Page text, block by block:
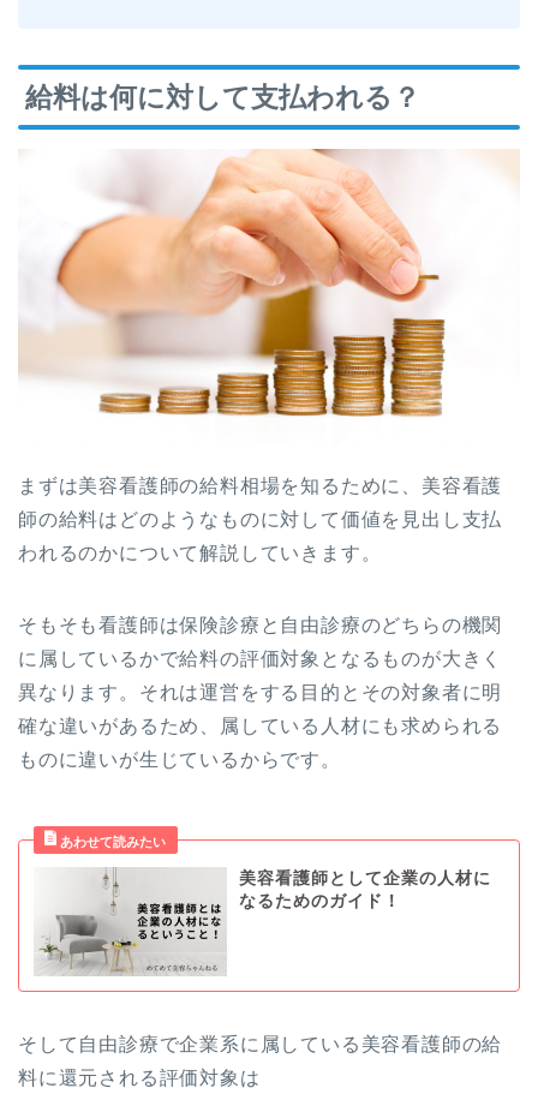
給料は何に対して支払われる？
まずは美容看護師の給料相場を知るために、美容看護
師の給料はどのようなものに対して価値を見出し支払
われるのかについて解説していきます。
そもそも看護師は保険診療と自由診療のどちらの機関
に属しているかで給料の評価対象となるものが大きく
異なります。それは運営をする目的とその対象者に明
確な違いがあるため、属している人材にも求められる
ものに違いが生じているからです。
美容看護師として企業の人材に
なるためのガイド！
そして自由診療で企業系に属している美容看護師の給
料に還元される評価対象は